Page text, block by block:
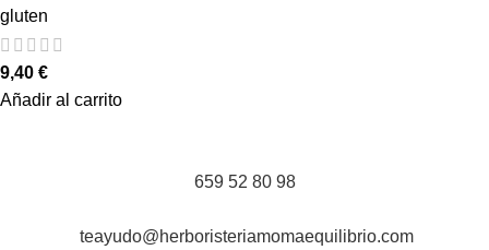
gluten
9,40 €
Añadir al carrito
659 52 80 98
teayudo@herboristeriamomaequilibrio.com